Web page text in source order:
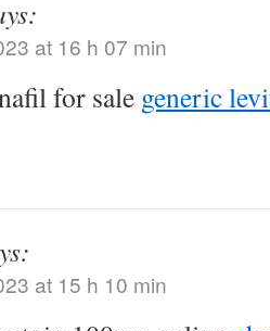
at 16 h 07 min
for sale generic
at 15 h 10 min